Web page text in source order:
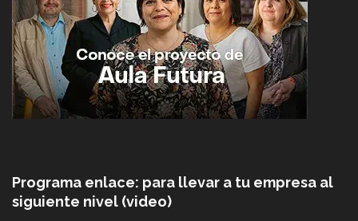
Programa enlace: para llevar a tu empresa al
siguiente nivel (video)